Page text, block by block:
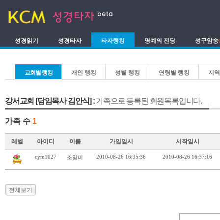
성경읽기 성경타자 타자랭킹 명예의 전당 성구암송
교회별 랭킹 개인 랭킹 성별 랭킹 연령별 랭킹 지
강서교회 [담임목사 김안식] :가족으로 등록된 회원목록입니다.
가족 수 1
레벨 아이디 이름 가입일시 시작일시
cym1027 조영미 2010-08-26 16:35:36 2010-08-26 16:37:16
전체보기